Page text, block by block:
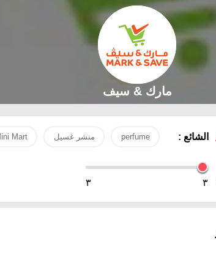
مارك & سيف
الشائع : perfume منشر غسيل Mart
٣ ٣